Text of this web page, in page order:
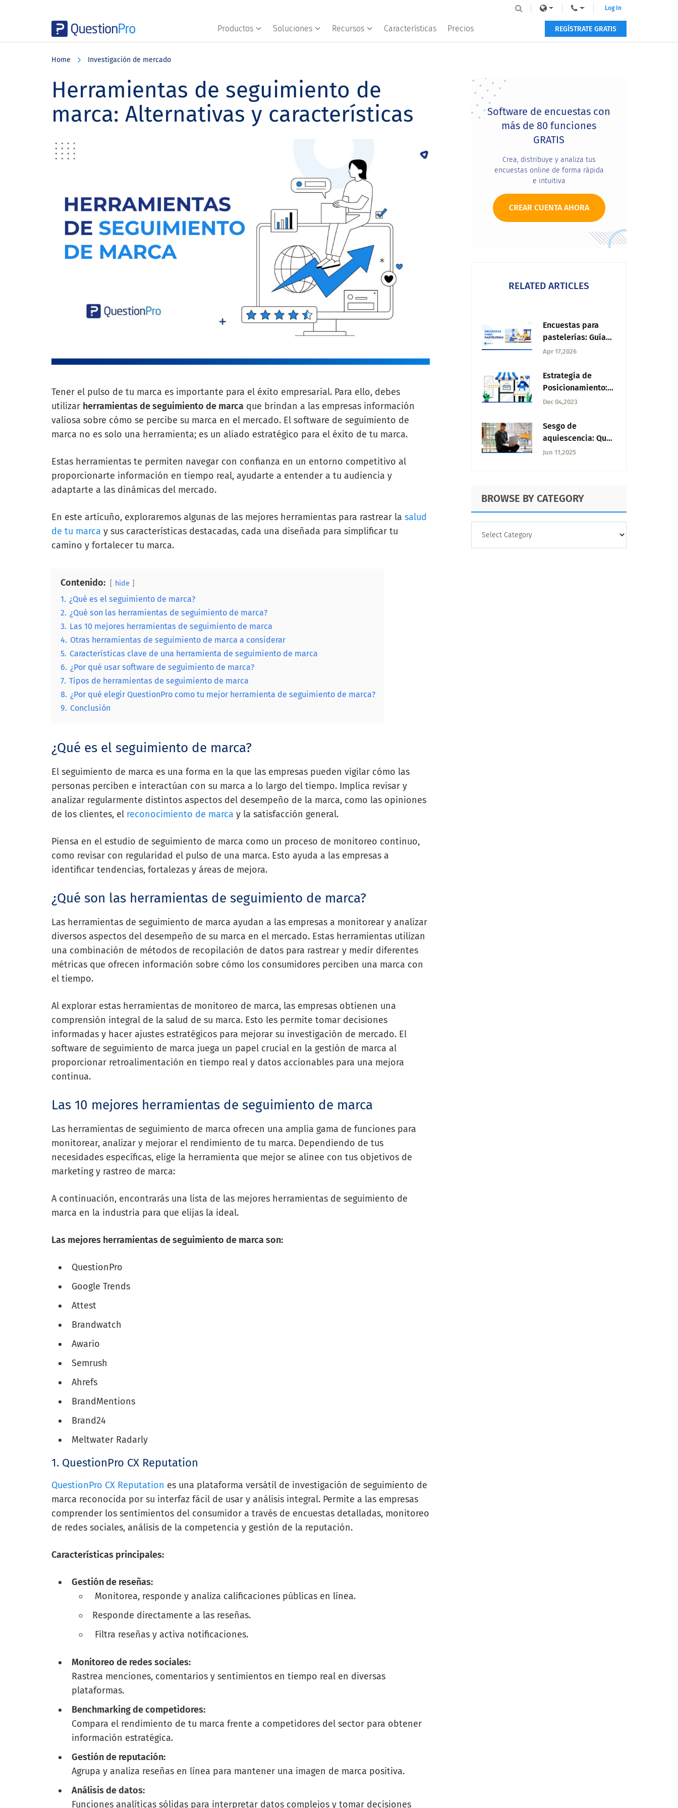
Productos Soluciones Recursos Características Precios
Log In
REGÍSTRATE GRATIS
Home Investigación de mercado
Herramientas de seguimiento de
marca: Alternativas y características
Tener el pulso de tu marca es importante para el éxito empresarial. Para ello, debes
utilizar herramientas de seguimiento de marca que brindan a las empresas información
valiosa sobre cómo se percibe su marca en el mercado. El software de seguimiento de
marca no es solo una herramienta; es un aliado estratégico para el éxito de tu marca.
Estas herramientas te permiten navegar con confianza en un entorno competitivo al
proporcionarte información en tiempo real, ayudarte a entender a tu audiencia y
adaptarte a las dinámicas del mercado.
En este artícuño, exploraremos algunas de las mejores herramientas para rastrear la salud
de tu marca y sus características destacadas, cada una diseñada para simplificar tu
camino y fortalecer tu marca.
Contenido: hide
1. ¿Qué es el seguimiento de marca?
2. ¿Qué son las herramientas de seguimiento de marca?
3. Las 10 mejores herramientas de seguimiento de marca
4. Otras herramientas de seguimiento de marca a considerar
5. Características clave de una herramienta de seguimiento de marca
6. ¿Por qué usar software de seguimiento de marca?
7. Tipos de herramientas de seguimiento de marca
8. ¿Por qué elegir QuestionPro como tu mejor herramienta de seguimiento de marca?
9. Conclusión
¿Qué es el seguimiento de marca?
El seguimiento de marca es una forma en la que las empresas pueden vigilar cómo las
personas perciben e interactúan con su marca a lo largo del tiempo. Implica revisar y
analizar regularmente distintos aspectos del desempeño de la marca, como las opiniones
de los clientes, el reconocimiento de marca y la satisfacción general.
Piensa en el estudio de seguimiento de marca como un proceso de monitoreo continuo,
como revisar con regularidad el pulso de una marca. Esto ayuda a las empresas a
identificar tendencias, fortalezas y áreas de mejora.
¿Qué son las herramientas de seguimiento de marca?
Las herramientas de seguimiento de marca ayudan a las empresas a monitorear y analizar
diversos aspectos del desempeño de su marca en el mercado. Estas herramientas utilizan
una combinación de métodos de recopilación de datos para rastrear y medir diferentes
métricas que ofrecen información sobre cómo los consumidores perciben una marca con
el tiempo.
Al explorar estas herramientas de monitoreo de marca, las empresas obtienen una
comprensión integral de la salud de su marca. Esto les permite tomar decisiones
informadas y hacer ajustes estratégicos para mejorar su investigación de mercado. El
software de seguimiento de marca juega un papel crucial en la gestión de marca al
proporcionar retroalimentación en tiempo real y datos accionables para una mejora
continua.
Las 10 mejores herramientas de seguimiento de marca
Las herramientas de seguimiento de marca ofrecen una amplia gama de funciones para
monitorear, analizar y mejorar el rendimiento de tu marca. Dependiendo de tus
necesidades específicas, elige la herramienta que mejor se alinee con tus objetivos de
marketing y rastreo de marca:
A continuación, encontrarás una lista de las mejores herramientas de seguimiento de
marca en la industria para que elijas la ideal.
Las mejores herramientas de seguimiento de marca son:
QuestionPro
Google Trends
Attest
Brandwatch
Awario
Semrush
Ahrefs
BrandMentions
Brand24
Meltwater Radarly
1. QuestionPro CX Reputation
QuestionPro CX Reputation es una plataforma versátil de investigación de seguimiento de
marca reconocida por su interfaz fácil de usar y análisis integral. Permite a las empresas
comprender los sentimientos del consumidor a través de encuestas detalladas, monitoreo
de redes sociales, análisis de la competencia y gestión de la reputación.
Características principales:
Gestión de reseñas:
Monitorea, responde y analiza calificaciones públicas en línea.
Responde directamente a las reseñas.
Filtra reseñas y activa notificaciones.
Monitoreo de redes sociales:
Rastrea menciones, comentarios y sentimientos en tiempo real en diversas
plataformas.
Benchmarking de competidores:
Compara el rendimiento de tu marca frente a competidores del sector para obtener
información estratégica.
Gestión de reputación:
Agrupa y analiza reseñas en línea para mantener una imagen de marca positiva.
Análisis de datos:
Funciones analíticas sólidas para interpretar datos complejos y tomar decisiones
Primary
Sidebar
Software de encuestas con
más de 80 funciones
GRATIS
Crea, distribuye y analiza tus
encuestas online de forma rápida
e intuitiva
CREAR CUENTA AHORA
RELATED ARTICLES
Encuestas para
pastelerías: Guía
completa para
clientes
Apr 17,2026
Estrategia de
Posicionamiento:
Guía completa para
Dec 04,2023
Sesgo de
aquiescencia: Qué
es y cómo evitarlo
Jun 11,2025
BROWSE BY CATEGORY
CATEGORY